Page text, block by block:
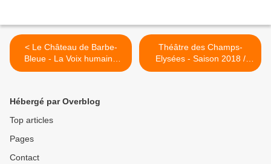
< Le Château de Barbe-
Bleue - La Voix humaine
(Gubanova-Hannigan-
Théâtre des Champs-
Elysées - Saison 2018 /
2019 >
Hébergé par Overblog
Top articles
Pages
Contact